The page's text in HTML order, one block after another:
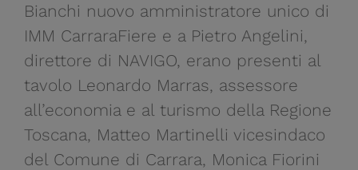
Bianchi nuovo amministratore unico di
IMM CarraraFiere e a Pietro Angelini,
direttore di NAVIGO, erano presenti al
tavolo Leonardo Marras, assessore
all’economia e al turismo della Regione
Toscana, Matteo Martinelli vicesindaco
del Comune di Carrara, Monica Fiorini